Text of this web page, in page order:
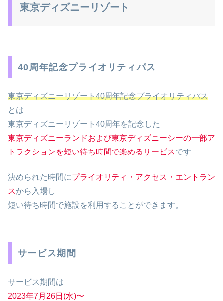
東京ディズニーリゾート
40周年記念プライオリティパス
東京ディズニーリゾート40周年記念プライオリティパス
とは
東京ディズニーリゾート40周年を記念した
東京ディズニーランドおよび東京ディズニーシーの一部ア
トラクションを短い待ち時間で楽めるサービスです
決められた時間にプライオリティ・アクセス・エントラン
スから入場し
短い待ち時間で施設を利用することができます。
サービス期間
サービス期間は
2023年7月26日(水)〜